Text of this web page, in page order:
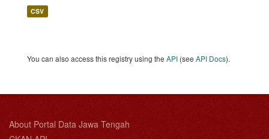
CSV
You can also access this registry using the API (see API Docs).
About Portal Data Jawa Tengah